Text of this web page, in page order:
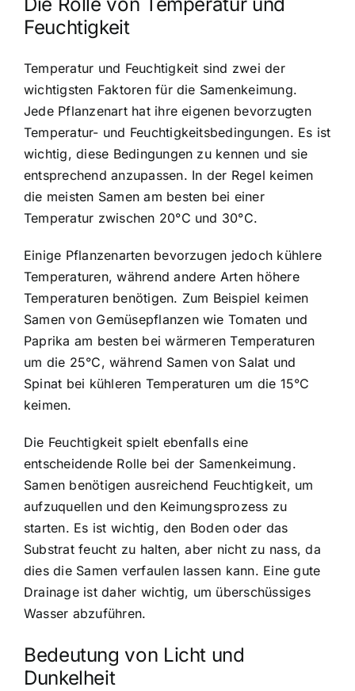
Feuchtigkeit
Temperatur und Feuchtigkeit sind zwei der
wichtigsten Faktoren für die Samenkeimung.
Jede Pflanzenart hat ihre eigenen bevorzugten
Temperatur- und Feuchtigkeitsbedingungen. Es ist
wichtig, diese Bedingungen zu kennen und sie
entsprechend anzupassen. In der Regel keimen
die meisten Samen am besten bei einer
Temperatur zwischen 20°C und 30°C.
Einige Pflanzenarten bevorzugen jedoch kühlere
Temperaturen, während andere Arten höhere
Temperaturen benötigen. Zum Beispiel keimen
Samen von Gemüsepflanzen wie Tomaten und
Paprika am besten bei wärmeren Temperaturen
um die 25°C, während Samen von Salat und
Spinat bei kühleren Temperaturen um die 15°C
keimen.
Die Feuchtigkeit spielt ebenfalls eine
entscheidende Rolle bei der Samenkeimung.
Samen benötigen ausreichend Feuchtigkeit, um
aufzuquellen und den Keimungsprozess zu
starten. Es ist wichtig, den Boden oder das
Substrat feucht zu halten, aber nicht zu nass, da
dies die Samen verfaulen lassen kann. Eine gute
Drainage ist daher wichtig, um überschüssiges
Wasser abzuführen.
Bedeutung von Licht und
Dunkelheit